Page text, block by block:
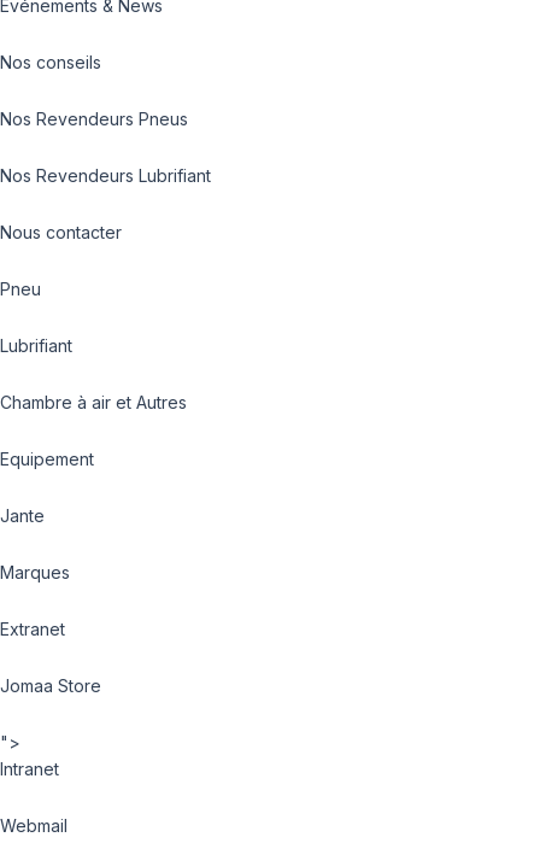
Evénements & News
Nos conseils
Nos Revendeurs Pneus
Nos Revendeurs Lubrifiant
Nous contacter
Pneu
Lubrifiant
Chambre à air et Autres
Equipement
Jante
Marques
Extranet
Jomaa Store
">
Intranet
Webmail